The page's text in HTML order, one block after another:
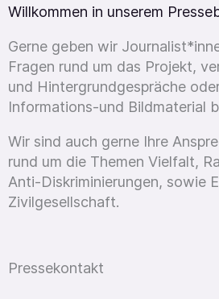
Willkommen in unserem
Gerne geben wir
Fragen rund um das Projekt,
und Hintergrundgespräche
Informations-und Bildmaterial
Wir sind auch gerne Ihre
rund um die Themen Vielfalt,
Anti-Diskriminierungen, sowie
Zivilgesellschaft.
Pressekontakt